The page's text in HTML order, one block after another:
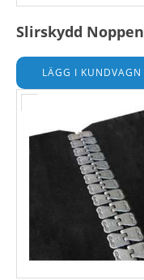
Slirskydd Noppen